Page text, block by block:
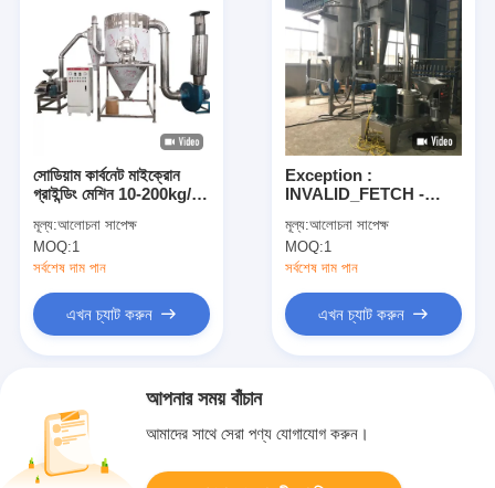
সোডিয়াম কার্বনেট মাইক্রোন
গ্রাইন্ডিং মেশিন 10-200kg/H
মূল্য:আলোচনা সাপেক্ষ
MOQ:1
সর্বশেষ দাম পান
এখন চ্যাট করুন
Exception :
INVALID_FETCH -
মূল্য:আলোচনা সাপেক্ষ
MOQ:1
সর্বশেষ দাম পান
এখন চ্যাট করুন
আপনার সময় বাঁচান
আমাদের সাথে সেরা পণ্য যোগাযোগ করুন।